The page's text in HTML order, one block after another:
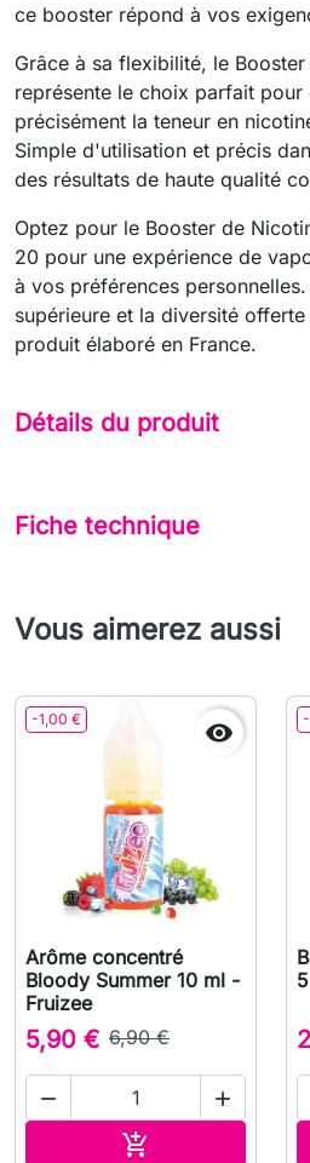
ce booster répond à vos
Grâce à sa flexibilité, le
représente le choix parfait pour
précisément la teneur en
Simple d'utilisation et précis
des résultats de haute qualité
Optez pour le Booster de
20 pour une expérience de
à vos préférences
supérieure et la diversité
produit élaboré en France.
Détails du produit
Fiche technique
Vous aimerez aussi
-1,00 € 
Arôme concentré
Bloody Summer 10 ml -
Fruizee
5,90 € 6,90 €
 
